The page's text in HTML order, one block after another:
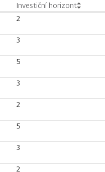
Investiční horizont
2
3
5
3
2
5
3
2